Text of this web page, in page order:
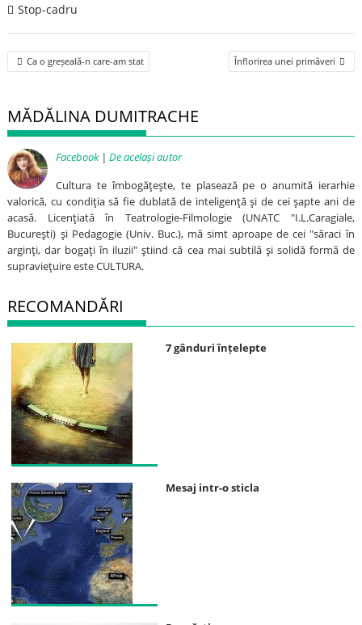
Stop-cadru
Post
navigation
Ca o greșeală-n care-am stat Înflorirea unei primăveri
MĂDĂLINA DUMITRACHE
Facebook|De același autor
Cultura te îmbogăţeşte, te plasează pe o anumită ierarhie
valorică, cu condiţia să fie dublată de inteligenţă şi de cei şapte ani de
acasă. Licenţiată în Teatrologie-Filmologie (UNATC "I.L.Caragiale,
Bucureşti) şi Pedagogie (Univ. Buc.), mă simt aproape de cei "săraci în
arginţi, dar bogaţi în iluzii" ştiind că cea mai subtilă şi solidă formă de
supravieţuire este CULTURA.
RECOMANDĂRI
7 gânduri înțelepte
Mesaj intr-o sticla